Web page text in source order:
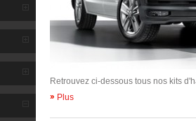
Retrouvez ci-dessous tous nos kits
Plus